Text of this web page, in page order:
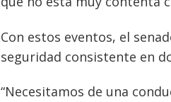
Con estos eventos, el
seguridad consistente en
“Necesitamos de una